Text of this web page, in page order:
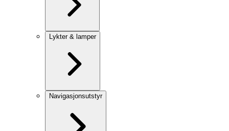
Lykter & lamper
Navigasjonsutstyr